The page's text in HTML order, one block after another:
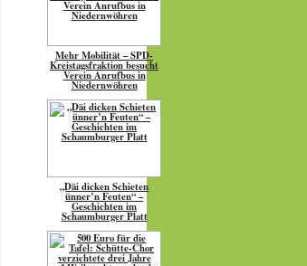
Mehr Mobilität – SPD-
Kreistagsfraktion besucht
Verein Anrufbus in
Niedernwöhren
„Däi dicken Schieten
ünner’n Feuten“ –
Geschichten im
Schaumburger Platt